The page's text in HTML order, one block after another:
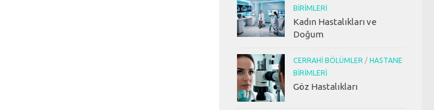
BIRIMLERI
Kadın Hastalıkları ve
Doğum
CERRAHI BÖLÜMLER / HASTANE
BIRIMLERI
Göz Hastalıkları